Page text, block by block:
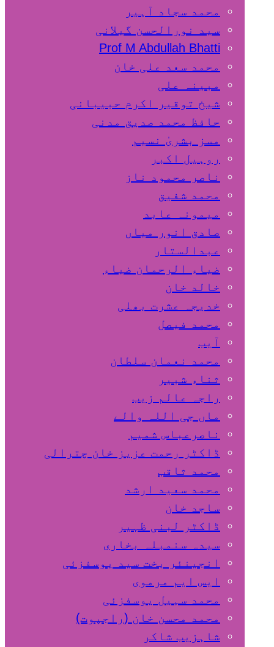
محمد سجاد آہیر
سید نورالحسن گیلانی
Prof M Abdullah Bhatti
محمد سعد علی خان
مبینہ علی
شیخ توقیر اکرم حبیبانی
حافظ محمد صدیق مدنی
مسز بشریٰ نسیم
روہیل اکبر
ناصر محمود ناز
محمد شفیق
میمونہ عابد
صادق انور میاں
عبدالستار
ضیاء الرحمان ضیاء
خالد خان
خدیجہ عشرت بھلی
محمد فیصل
آیب
محمد نعمان سلطان
ثناء شبیر
راجہ عالم زیب
ماں جی اللہ والے
ناصرعباس شمیم
ڈاکٹر رحمت عزیز خان چترالی
محمد ثاقب
محمد سعید ارشد
ساجد خان
ڈاکٹر لبنی ظہیر
سیدہ سنمبلہ بخاری
انجینئر بخت سید یوسفزئی
ایس ایم مرموی
محمد سہیل یوسفزئی
محمد محسن خان (راجپوت)
شاہزیب شاکر